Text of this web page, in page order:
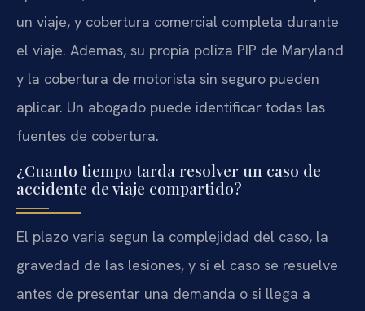
un viaje, y cobertura comercial completa durante
el viaje. Ademas, su propia poliza PIP de Maryland
y la cobertura de motorista sin seguro pueden
aplicar. Un abogado puede identificar todas las
fuentes de cobertura.
¿Cuanto tiempo tarda resolver un caso de
accidente de viaje compartido?
El plazo varia segun la complejidad del caso, la
gravedad de las lesiones, y si el caso se resuelve
antes de presentar una demanda o si llega a